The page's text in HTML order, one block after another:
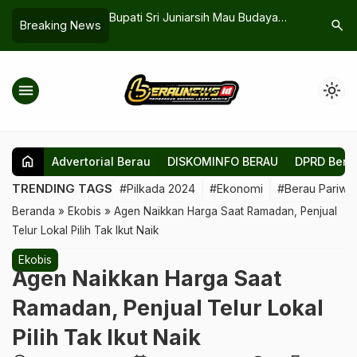
Breaking News
dan Minta PLN
Bupati Sri Juniarsih Mau Budaya
Gambus
Promosi
search
menu light_mode
home Advertorial Berau DISKOMINFO BERAU DPRD
TRENDING TAGS #Pilkada 2024 #Ekonomi #Berau
Beranda » Ekobis » Agen Naikkan Harga Saat Ramadan, Penjual
Telur Lokal Pilih Tak Ikut Naik
Ekobis
Agen Naikkan Harga Saat
Ramadan, Penjual Telur Lokal
Pilih Tak Ikut Naik